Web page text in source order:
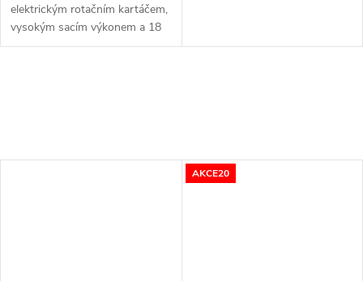
elektrickým rotačním kartáčem,
vysokým sacím výkonem a 18
V Li-ion akumulátorem pro
AKCE20